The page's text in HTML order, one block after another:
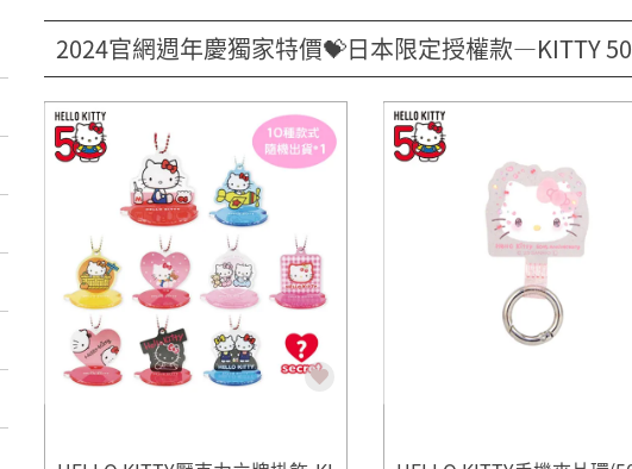
2024官網週年慶獨家特價💝日本限定授權款—KITTY